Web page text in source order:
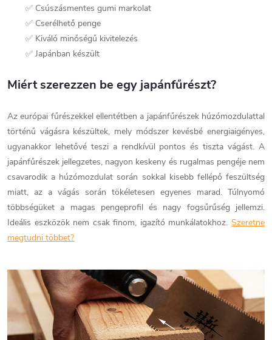
✅ Csúszásmentes gumi markolat
✅ Cserélhető penge
✅ Kiváló minőségű kivitelezés
✅ Japánban készült
Miért szerezzen be egy japánfűrészt?
Az európai fűrészekkel ellentétben a japánfűrészek húzómozdulattal
történű vágásra készültek, mely módszer kevésbé energiaigényes,
ugyanakkor lehetővé teszi a rendkívül pontos és tiszta vágást. A
japánfűrészek jellegzetes, nagyon keskeny és rugalmas pengéje nem
csavarodik a húzómozdulat során sokkal kisebb fellépő feszültség
miatt, az a vágás során tökéletesen egyenes marad. Túlnyomó
többségüket a magas pengeprofil és nagy fogsűrűség jellemzi.
Ideális eszközök nem csak finom, igazító munkálatokhoz. Szeretne
megtudni többet?